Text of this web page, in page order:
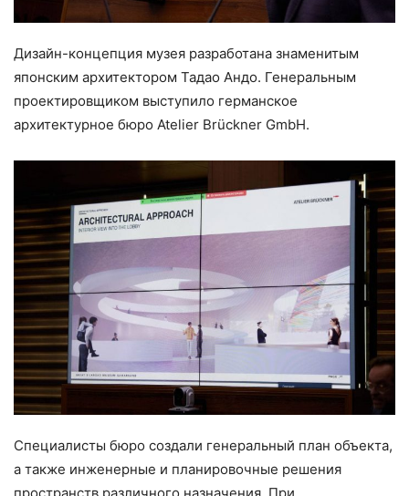
Дизайн-концепция музея разработана знаменитым
японским архитектором Тадао Андо. Генеральным
проектировщиком выступило германское
архитектурное бюро Atelier Brückner GmbH.
Специалисты бюро создали генеральный план объекта,
а также инженерные и планировочные решения